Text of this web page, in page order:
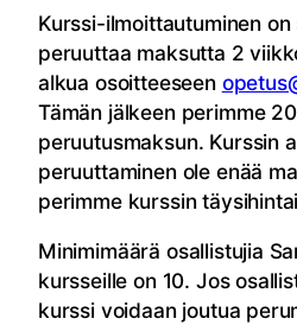
Kurssi-ilmoittautuminen
peruuttaa maksutta 2
alkua osoitteeseen
Tämän jälkeen perimme
peruutusmaksun. Kurssin
peruuttaminen ole enää
perimme kurssin
Minimimäärä osallistujia
kursseille on 10. Jos
kurssi voidaan joutua